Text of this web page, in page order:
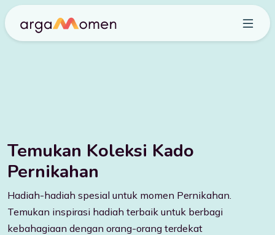
Temukan Koleksi Kado
Pernikahan
Hadiah-hadiah spesial untuk momen Pernikahan.
Temukan inspirasi hadiah terbaik untuk berbagi
kebahagiaan dengan orang-orang terdekat